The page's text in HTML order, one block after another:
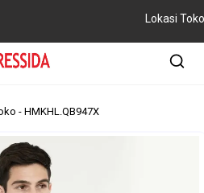
Lokasi Toko
- HMKHL.QB947X